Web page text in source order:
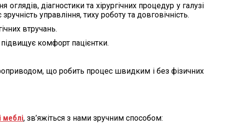
діагностики та хірургічних процедур у галузі
управління, тиху роботу та довговічність.
втручань.
комфорт пацієнтки.
що робить процес швидким і без фізичних
меблі, зв’яжіться з нами зручним способом: